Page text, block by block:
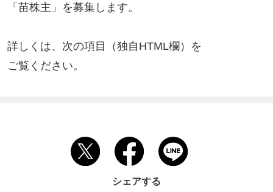
「苗株主」を募集します。
詳しくは、次の項目（独自HTML欄）を
ご覧ください。
シェアする